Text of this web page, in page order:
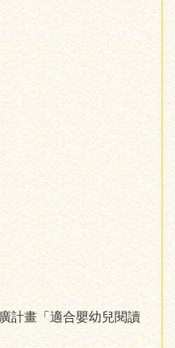
計畫「適合嬰幼兒閱讀